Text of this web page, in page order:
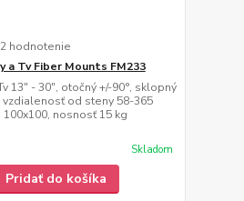
hodnotenie
a Tv Fiber Mounts FM233
13" - 30", otočný +/-90°, sklopný
vzdialenosť od steny 58-365
100x100, nosnosť 15 kg
Skladom
Pridať do košíka